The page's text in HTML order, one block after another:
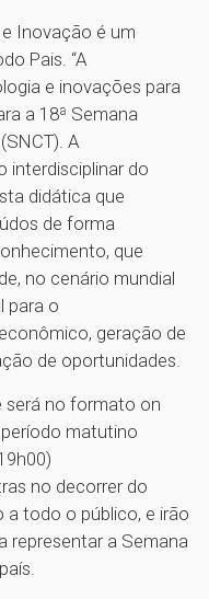
Inovação é um
Pais. “A
e inovações para
a 18ª Semana
A
interdisciplinar do
didática que
de forma
que
no cenário mundial
para o
geração de
de oportunidades.
será no formato on
matutino
no decorrer do
a todo o público, e irão
representar a Semana